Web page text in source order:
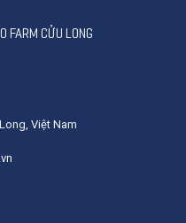
FARM CỬU LONG
Việt Nam